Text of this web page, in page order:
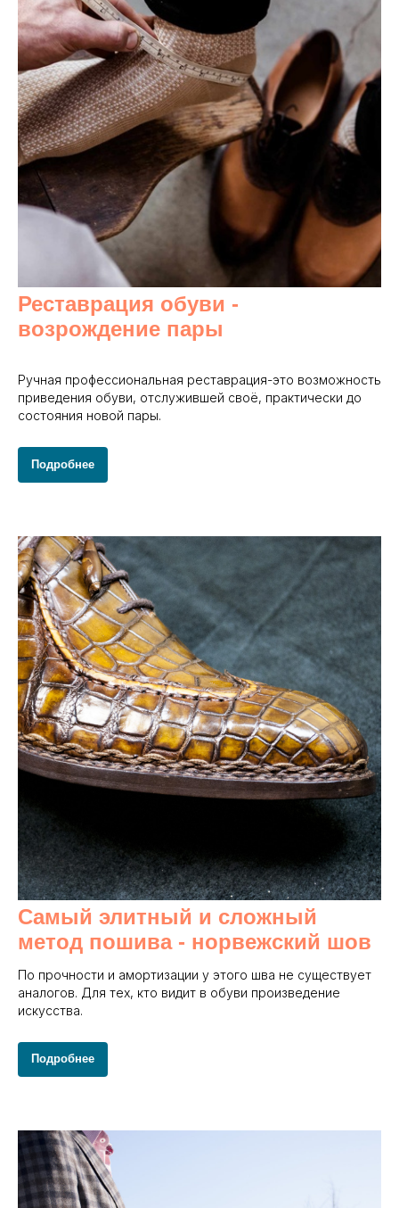
Реставрация обуви -
возрождение пары
Ручная профессиональная реставрация-это возможность
приведения обуви, отслужившей своё, практически до
состояния новой пары.
Подробнее
Самый элитный и сложный
метод пошива - норвежский шов
По прочности и амортизации у этого шва не существует
аналогов. Для тех, кто видит в обуви произведение
искусства.
Подробнее